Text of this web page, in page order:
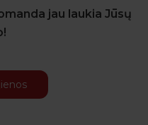
jau laukia Jūsų